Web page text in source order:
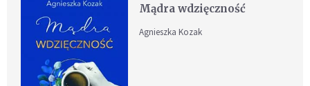
Mądra wdzięczność
Agnieszka Kozak